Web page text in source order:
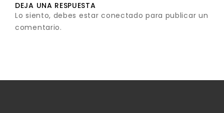
DEJA UNA RESPUESTA
Lo siento, debes estarconectado para publicar un
comentario.